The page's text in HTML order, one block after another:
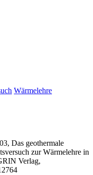
Wärmelehre
Das geothermale
zur Wärmelehre in
Verlag,